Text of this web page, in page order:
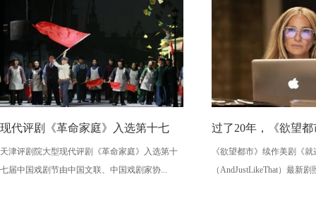
现代评剧《革命家庭》入选第十七
天津评剧院大型现代评剧《革命家庭》入选第十
七届中国戏剧节由中国文联、中国戏剧家协...
过了20年，《欲望
《欲望都市》续作美剧《就
（AndJustLikeThat）最新剧